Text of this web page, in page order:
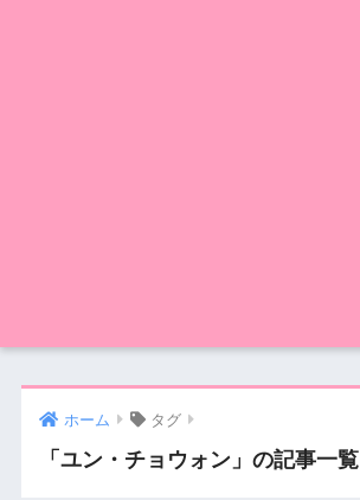
ホーム タグ
「ユン・チョウォン」の記事一覧